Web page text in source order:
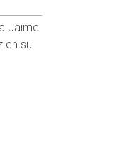
Jaime
en su